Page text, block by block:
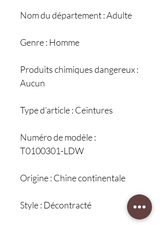
Nom du département : Adulte
Genre : Homme
Produits chimiques dangereux :
Aucun
Type d’article : Ceintures
Numéro de modèle :
T0100301-LDW
Origine : Chine continentale
Style : Décontracté